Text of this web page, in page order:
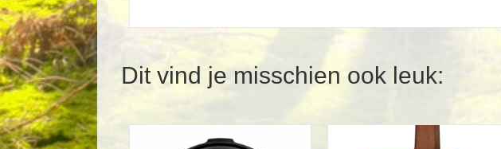
Dit vind je misschien ook leuk: